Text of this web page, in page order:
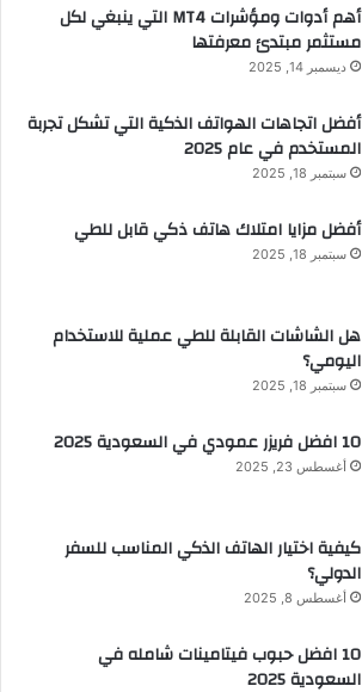
أهم أدوات ومؤشرات MT4 التي ينبغي لكل
مستثمر مبتدئ معرفتها
ديسمبر 14, 2025
أفضل اتجاهات الهواتف الذكية التي تشكل تجربة
المستخدم في عام 2025
سبتمبر 18, 2025
أفضل مزايا امتلاك هاتف ذكي قابل للطي
سبتمبر 18, 2025
هل الشاشات القابلة للطي عملية للاستخدام
اليومي؟
سبتمبر 18, 2025
10 افضل فريزر عمودي​ في السعودية​ 2025
أغسطس 23, 2025
كيفية اختيار الهاتف الذكي المناسب للسفر
الدولي؟
أغسطس 8, 2025
10 افضل حبوب فيتامينات شامله​ في
السعودية 2025